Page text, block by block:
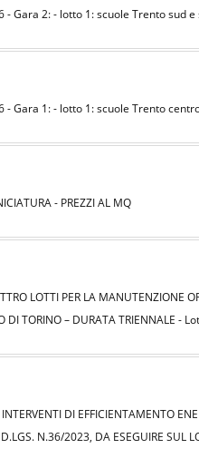
Gara 2: - lotto 1: scuole Trento sud
Gara 1: - lotto 1: scuole Trento
- PREZZI AL MQ
LOTTI PER LA MANUTENZIONE
DI TORINO – DURATA TRIENNALE -
DI EFFICIENTAMENTO
N.36/2023, DA ESEGUIRE SUL